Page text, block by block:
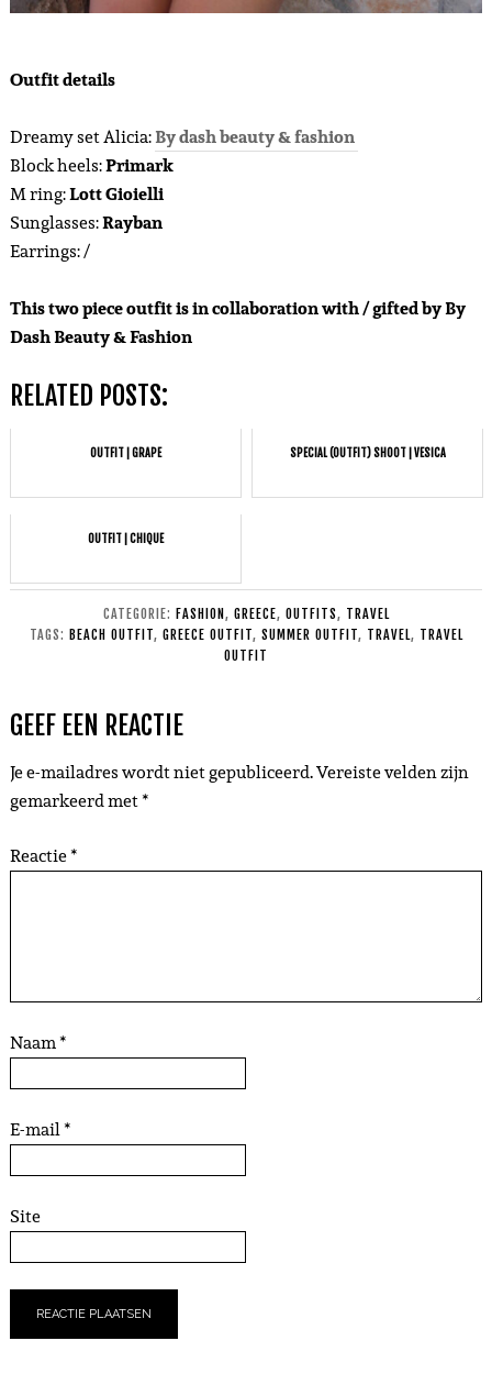
Outfit details
Dreamy set Alicia:By dash beauty & fashion
Block heels:Primark
M ring:Lott Gioielli
Sunglasses:Rayban
Earrings: /
This two piece outfit is in collaboration with / gifted by By
Dash Beauty & Fashion
RELATED POSTS:
OUTFIT | GRAPE SPECIAL (OUTFIT) SHOOT | VESICA
OUTFIT | CHIQUE
CATEGORIE: FASHION, GREECE, OUTFITS, TRAVEL
TAGS: BEACH OUTFIT, GREECE OUTFIT, SUMMER OUTFIT, TRAVEL, TRAVEL
OUTFIT
GEEF EEN REACTIE
Je e-mailadres wordt niet gepubliceerd.Vereiste velden zijn
gemarkeerd met*
Reactie*
Naam*
E-mail*
Site